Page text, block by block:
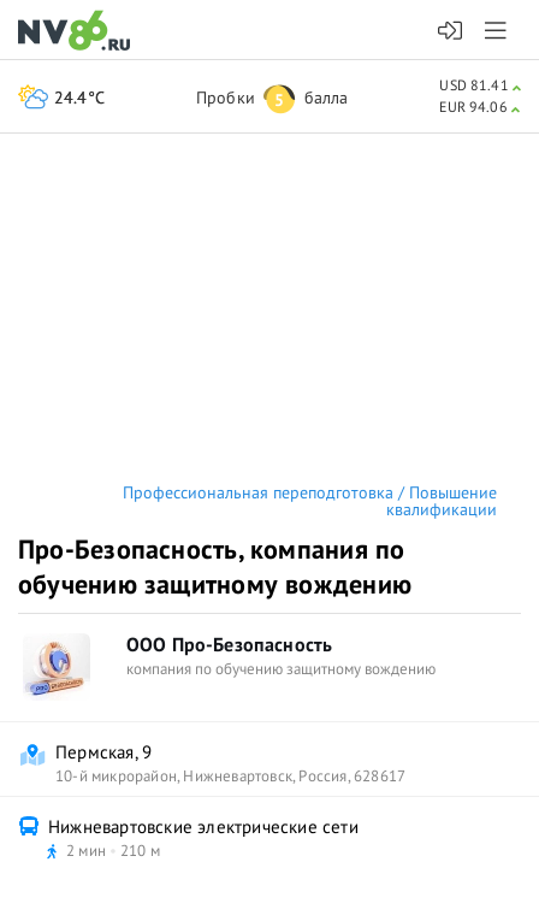
Профессиональная переподготовка / Повышение
квалификации
Про-Безопасность, компания по
обучению защитному вождению
ООО Про-Безопасность
компания по обучению защитному вождению
Пермская, 9
10-й микрорайон,Нижневартовск,Россия,628617
Нижневартовские электрические сети
2 мин 210 м
24.4°C Пробки 5 балла
USD 81.41
EUR 94.06